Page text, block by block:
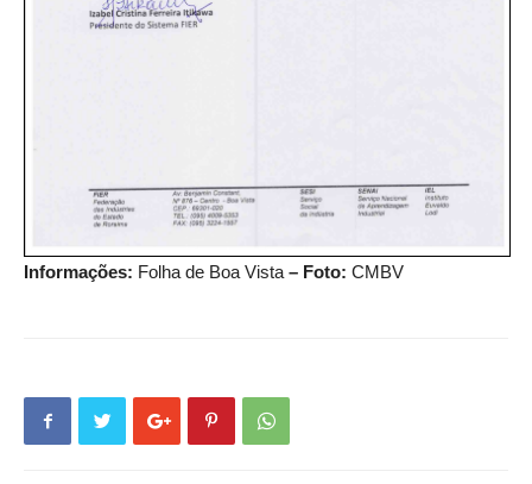
Informações: Folha de Boa Vista – Foto: CMBV